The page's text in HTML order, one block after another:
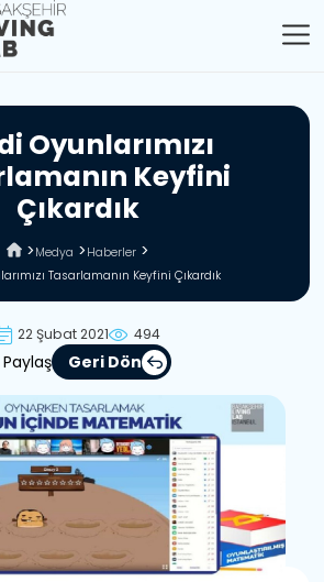
i Oyunlarımızı
lamanın Keyfini
Çıkardık
Medya
Haberler
Tasarlamanın Keyfini Çıkardık
22 Şubat 2021 494
Paylaş Geri Dön